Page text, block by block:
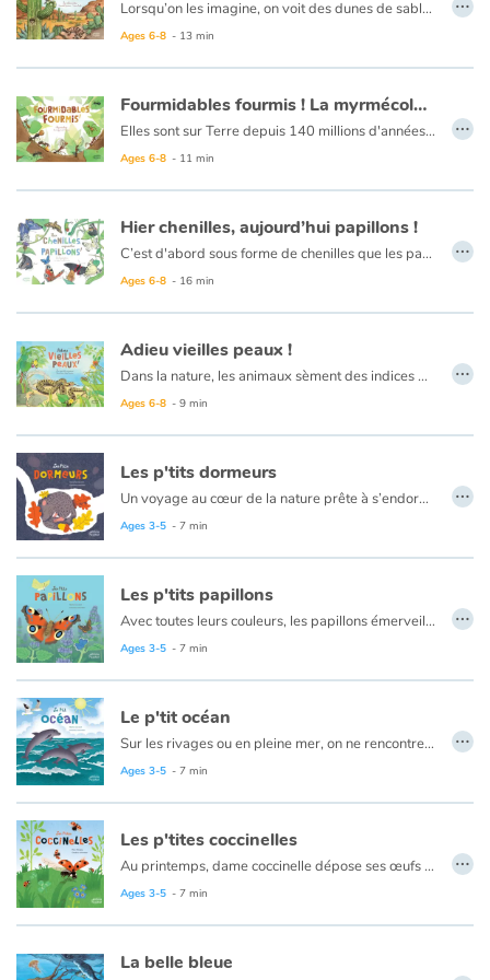
Lorsqu’on les imagine, on voit des dunes de sable à perte de vue et une chaleur accablante. Pourtant, il est loin le temps où l’on pensait les déserts… déserts !
Lorsqu’enfin il pleut, les succulentes et cactées remplissent leurs feuilles et leurs tiges, l’acacia puise l’humidité grâce à ses racines, et le géant soguaro agit comme un accordéon en se gorgeant d’eau. Slurp !
Ages 6-8 - 13 min
Fourmidables fourmis ! La myrmécologie
Elles sont sur Terre depuis 140 millions d'années, et pourtant, elles n'ont pas fini de nous surprendre. Oh il ne faut pas se fier à leur petite taille, les fourmis sont dotées d'extraordinaires capacités : elles sont très rapides et peuvent porter jusqu'à 50 fois leur propre poids.
La reine pond tous les œufs de la colonie qui deviendront des larves, puis des nymphes enfermées dans des cocons avant de devenir des fourmis. Les ouvrières sont divisées en plusieurs castes : les soldates, les nourrices, les fourrageuses, les gardiennes. Pour ce qui est des mâles, leur rôle est de procréer.
Ages 6-8 - 11 min
…
Hier chenilles, aujourd’hui papillons !
C’est d'abord sous forme de chenilles que les papillons font leurs premiers pas. Ils s'enferment ensuite dans une chrysalide. Passé quelques jours, le cocon se craque et un papillon déploie ses ailes… la métamorphose est faite !
Certains papillons comme les sphinx sont capables de d'atteindre les 80 km/h ! D'autres parcourent des milliers de kilomètres ! On utilise même des cocons pour faire de la soie !
Ages 6-8 - 16 min
…
Adieu vieilles peaux !
Dans la nature, les animaux sèment des indices de leur passage. Quelques plumes par-ci, quelques poils par-là, des lambeaux de peaux juste ici et des morceaux de carapace juste là... C'est ce que l'on appelle les mues ! Tout au long de leur vie et au cours de l'année, insectes, crustacés, reptiles et mammifères évoluent.
Ages 6-8 - 9 min
…
Les p'tits dormeurs
Un voyage au cœur de la nature prête à s’endormir pour l’hiver.
Ages 3-5 - 7 min
…
Les p'tits papillons
Avec toutes leurs couleurs, les papillons émerveillent. Lorsque vient le printemps, ils volent de fleurs en fleurs dans les jardins et les campagnes.
Ages 3-5 - 7 min
…
Le p'tit océan
Sur les rivages ou en pleine mer, on ne rencontre pas les mêmes êtres vivants, loin de là ! Heureusement, dans cette immensité bleue, il y a de la place pour tout le monde !
Ages 3-5 - 7 min
…
Les p'tites coccinelles
Au printemps, dame coccinelle dépose ses œufs au creux d’une feuille. Quelques jours plus tard, une larve jaune et grise en sort.
Ages 3-5 - 7 min
…
La belle bleue